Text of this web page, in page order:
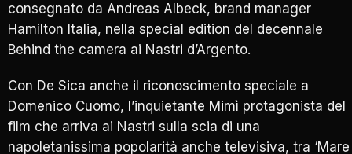
consegnato da Andreas Albeck, brand manager
Hamilton Italia, nella special edition del decennale
Behind the camera ai Nastri d’Argento.
Con De Sica anche il riconoscimento speciale a
Domenico Cuomo, l’inquietante Mimì protagonista del
film che arriva ai Nastri sulla scia di una
napoletanissima popolarità anche televisiva, tra ‘Mare